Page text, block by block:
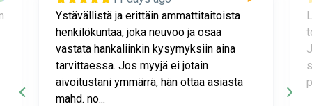
Ystävällistä ja erittäin ammattitaitoista
henkilökuntaa, joka neuvoo ja osaa
vastata hankaliinkin kysymyksiin aina
tarvittaessa. Jos myyjä ei jotain
aivoitustani ymmärrä, hän ottaa asiasta
mahd. no...